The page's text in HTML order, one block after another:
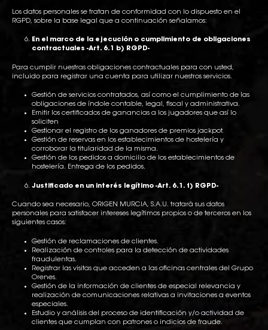
Los datos personales se tratan de conformidad con lo dispuesto en el
RGPD, sobre la base legal que a continuación señalamos:
En el marco de la ejecución o cumplimiento de obligaciones
contractuales -Art. 6.1 b) RGPD-
Para cumplir nuestras obligaciones contractuales para con usted,
incluido para registrar una cuenta para utilizar nuestros servicios.
Gestión de servicios contratados, así como el cumplimiento de las
obligaciones de índole contable, legal, fiscal y administrativa.
Emitir los certificados de ganancias a los jugadores que así lo
soliciten
Gestionar el registro de los ganadores de premios jackpot.
Gestión de reservas en los establecimientos de hostelería y
corroborar la titularidad de la misma.
Gestión de los pedidos a domicilio de los establecimientos de
hostelería. Entrega de los pedidos.
Justificado en un interés legítimo -Art. 6.1. f) RGPD-
Cuando sea necesario, ORIGEN MURCIA, S.A.U. tratará sus datos
personales para satisfacer intereses legítimos propios o de terceros en los
siguientes casos:
Gestión de reclamaciones de clientes.
Realización de controles para la detección de actividades
fraudulentas.
Registrar las visitas que acceden a las oficinas centrales del Grupo
Orenes.
Gestión de la información de clientes de especial relevancia y
realización de comunicaciones relativas a invitaciones a eventos
especiales.
Estudio y análisis del proceso de identificación y/o actividad de
clientes que cumplan con patrones o indicios de fraude.